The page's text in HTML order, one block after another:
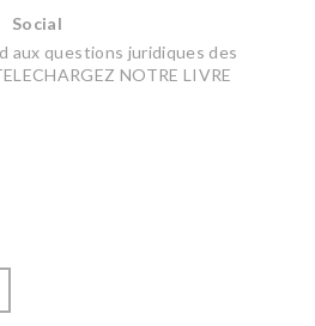
Social
aux questions juridiques des
NOTRE LIVRE